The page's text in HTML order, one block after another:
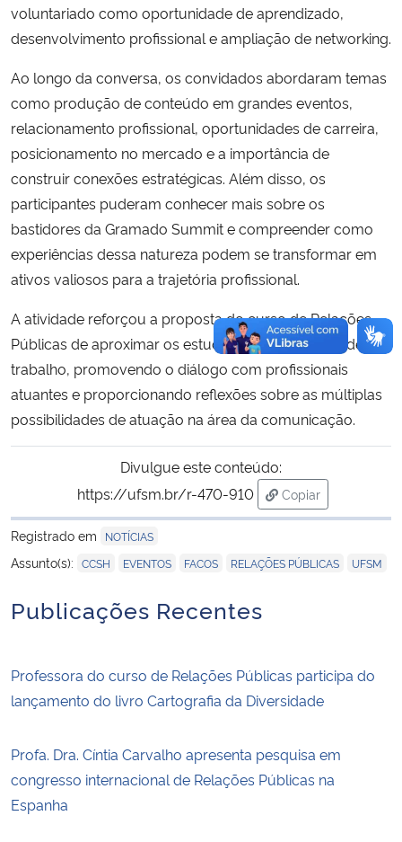
voluntariado como oportunidade de aprendizado,
desenvolvimento profissional e ampliação de networking.
Ao longo da conversa, os convidados abordaram temas
como produção de conteúdo em grandes eventos,
relacionamento profissional, oportunidades de carreira,
posicionamento no mercado e a importância de
construir conexões estratégicas. Além disso, os
participantes puderam conhecer mais sobre os
bastidores da Gramado Summit e compreender como
experiências dessa natureza podem se transformar em
ativos valiosos para a trajetória profissional.
A atividade reforçou a proposta do curso de Relações
Públicas de aproximar os estudantes do mercado de
trabalho, promovendo o diálogo com profissionais
atuantes e proporcionando reflexões sobre as múltiplas
possibilidades de atuação na área da comunicação.
Divulgue este conteúdo:
https://ufsm.br/r-470-910
Copiar
para área de
Registrado em
NOTÍCIAS
Assunto(s): CCSH EVENTOS FACOS RELAÇÕES PÚBLICAS UFSM
Publicações Recentes
Professora do curso de Relações Públicas participa do
lançamento do livro Cartografia da Diversidade
Profa. Dra. Cíntia Carvalho apresenta pesquisa em
congresso internacional de Relações Públicas na
Espanha